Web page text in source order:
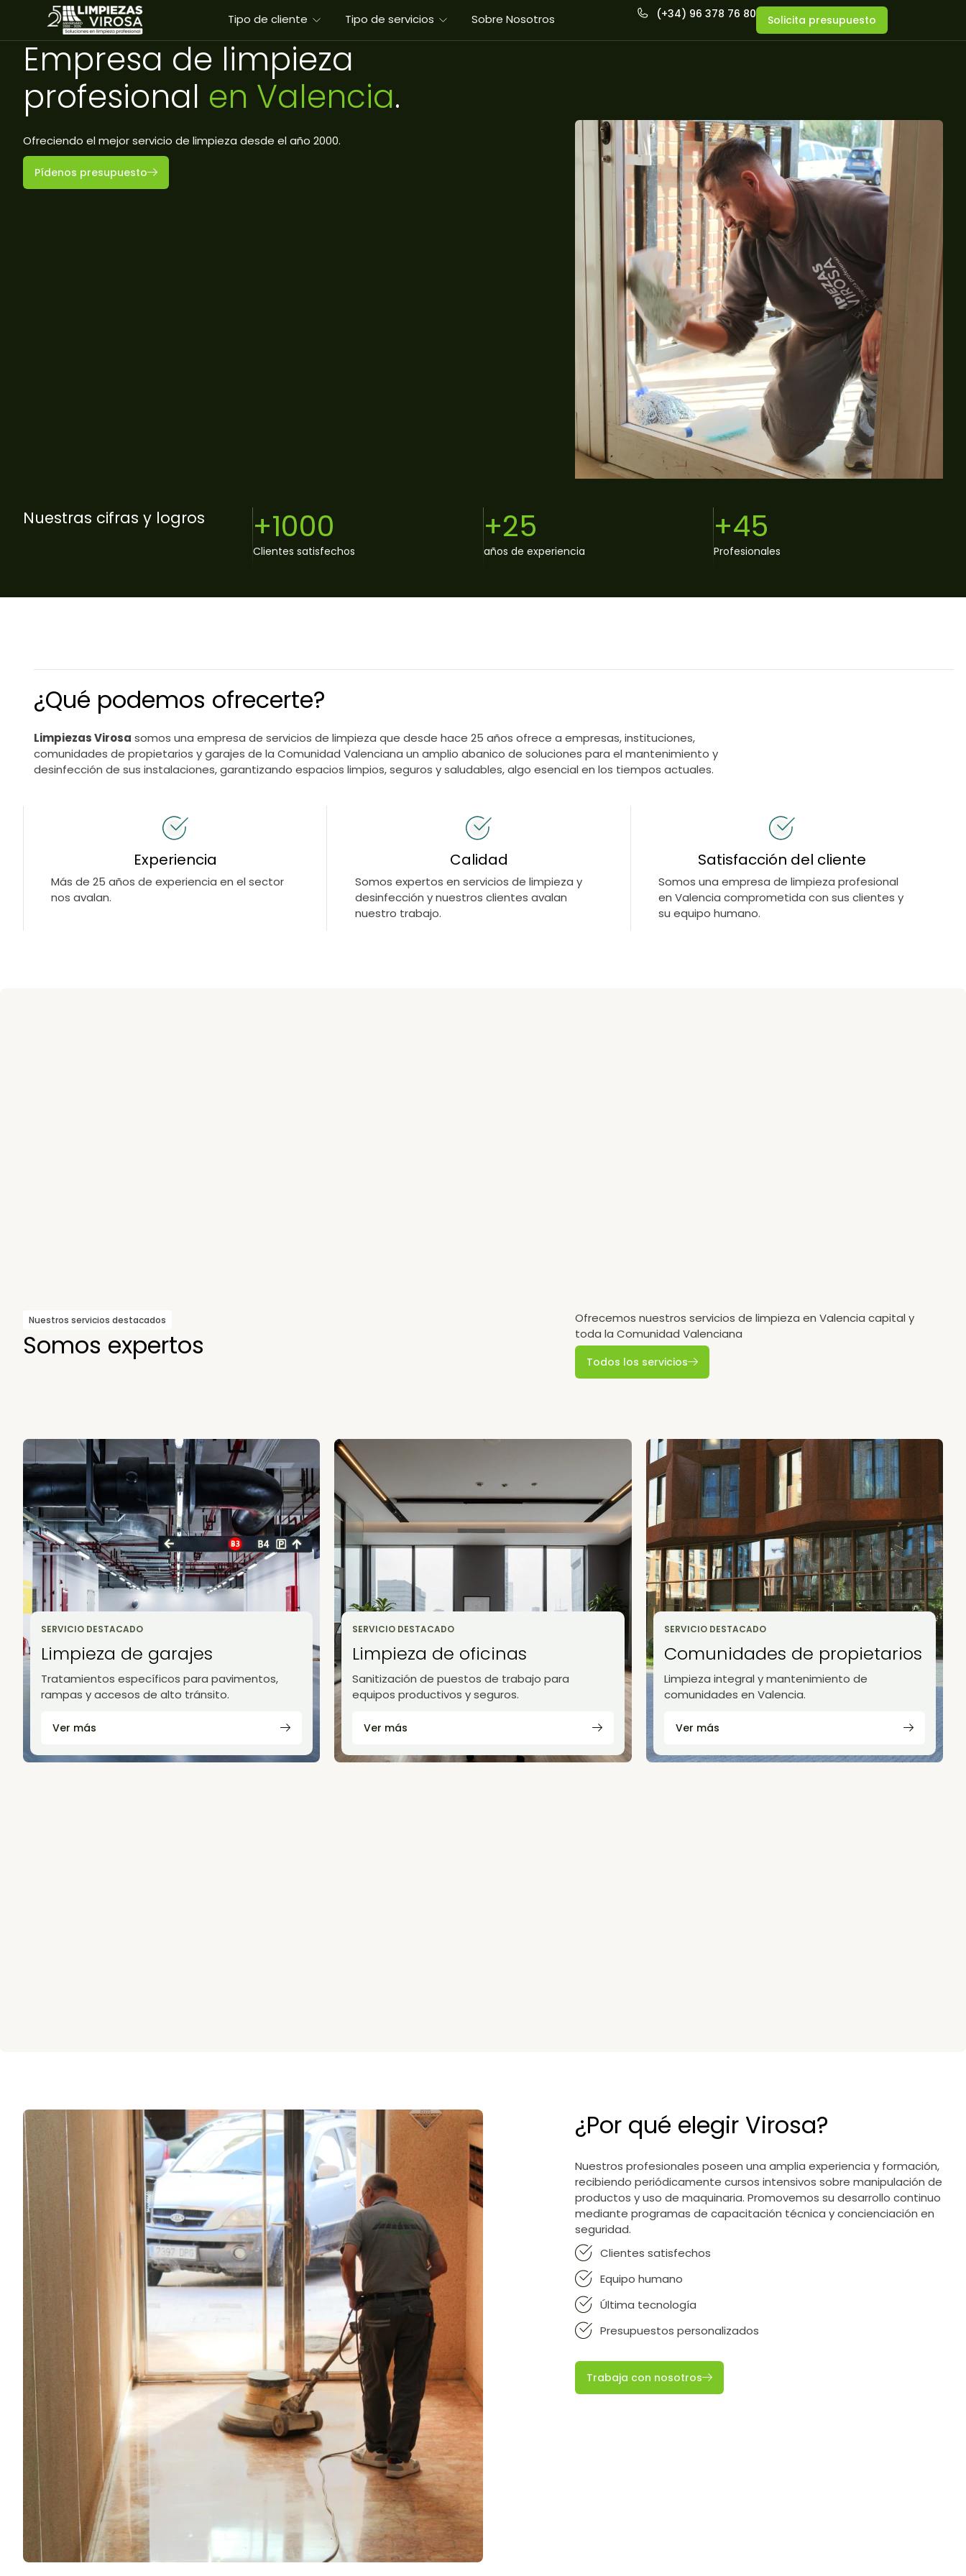
Tipo de cliente Tipo de servicios Sobre Nosotros (+34) 96 378 76 80 Solicita presupuesto
Empresa de limpieza
profesional en Valencia.
Ofreciendo el mejor servicio de limpieza desde el año 2000.
Pídenos presupuesto
Nuestras cifras y logros +1000
Clientes satisfechos
+25
años de experiencia
+45
Profesionales
¿Qué podemos ofrecerte?
Limpiezas Virosa somos una empresa de servicios de limpieza que desde hace 25 años ofrece a empresas, instituciones,
comunidades de propietarios y garajes de la Comunidad Valenciana un amplio abanico de soluciones para el mantenimiento y
desinfección de sus instalaciones, garantizando espacios limpios, seguros y saludables, algo esencial en los tiempos actuales.
Experiencia
Más de 25 años de experiencia en el sector
nos avalan.
Calidad
Somos expertos en servicios de limpieza y
desinfección y nuestros clientes avalan
nuestro trabajo.
Satisfacción del cliente
Somos una empresa de limpieza profesional
en Valencia comprometida con sus clientes y
su equipo humano.
Nuestros servicios destacados
Somos expertos
Ofrecemos nuestros servicios de limpieza en Valencia capital y
toda la Comunidad Valenciana
Todos los servicios
SERVICIO DESTACADO
Limpieza de garajes
Tratamientos específicos para pavimentos,
rampas y accesos de alto tránsito.
Ver más
SERVICIO DESTACADO
Limpieza de oficinas
Sanitización de puestos de trabajo para
equipos productivos y seguros.
Ver más
SERVICIO DESTACADO
Comunidades de propietarios
Limpieza integral y mantenimiento de
comunidades en Valencia.
Ver más
¿Por qué elegir Virosa?
Nuestros profesionales poseen una amplia experiencia y formación,
recibiendo periódicamente cursos intensivos sobre manipulación de
productos y uso de maquinaria. Promovemos su desarrollo continuo
mediante programas de capacitación técnica y concienciación en
seguridad.
Clientes satisfechos
Equipo humano
Última tecnología
Presupuestos personalizados
Trabaja con nosotros